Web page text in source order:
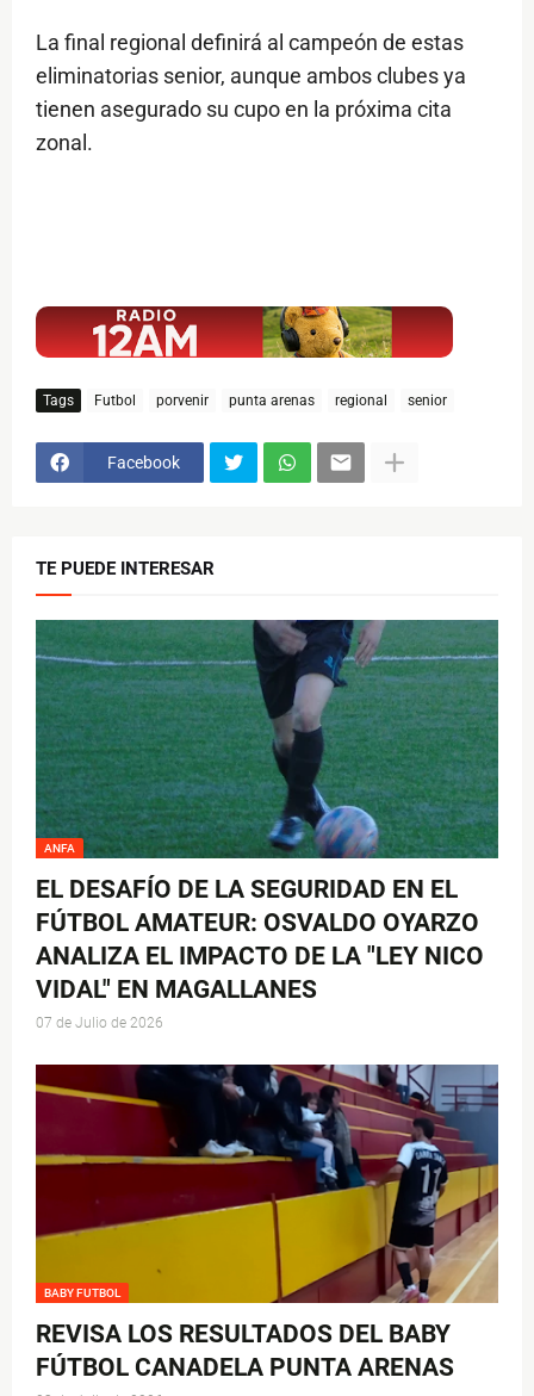
La final regional definirá al campeón de estas
eliminatorias senior, aunque ambos clubes ya
tienen asegurado su cupo en la próxima cita
zonal.
Tags Futbol porvenir punta arenas regional senior
Facebook
TE PUEDE INTERESAR
ANFA
EL DESAFÍO DE LA SEGURIDAD EN EL
FÚTBOL AMATEUR: OSVALDO OYARZO
ANALIZA EL IMPACTO DE LA "LEY NICO
VIDAL" EN MAGALLANES
07 de Julio de 2026
BABY FUTBOL
REVISA LOS RESULTADOS DEL BABY
FÚTBOL CANADELA PUNTA ARENAS